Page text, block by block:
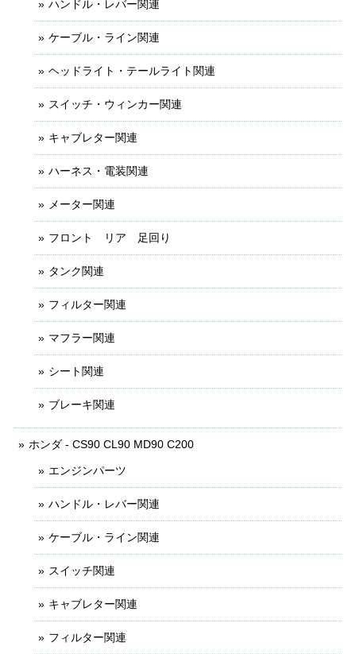
ハンドル・レバー関連
ケーブル・ライン関連
ヘッドライト・テールライト関連
スイッチ・ウィンカー関連
キャブレター関連
ハーネス・電装関連
メーター関連
フロント リア 足回り
タンク関連
フィルター関連
マフラー関連
シート関連
ブレーキ関連
ホンダ - CS90 CL90 MD90 C200
エンジンパーツ
ハンドル・レバー関連
ケーブル・ライン関連
スイッチ関連
キャブレター関連
フィルター関連